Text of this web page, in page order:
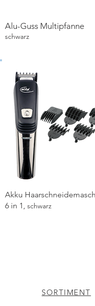
Alu-Guss Multipfanne
schwarz
Details ansehen
Akku
6 in 1, schwarz
Details ansehen
SORTIMENT